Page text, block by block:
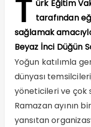
T ürk Eğitim
tarafından
sağlamak
Beyaz İnci Düğün
Yoğun katılımla
dünyası
yöneticileri ve çok
Ramazan ayının
yansıtan